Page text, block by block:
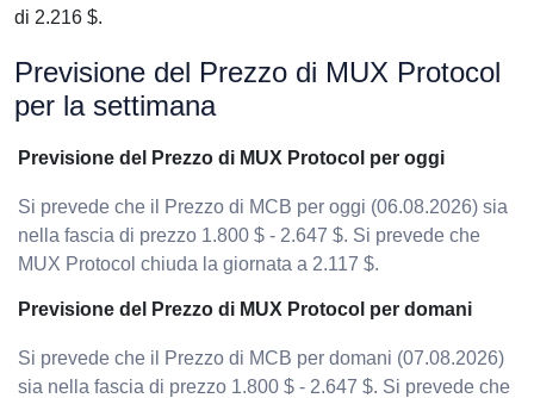
di 2.216 $.
Previsione del Prezzo di MUX Protocol
per la settimana
Previsione del Prezzo di MUX Protocol per oggi
Si prevede che il Prezzo di MCB per oggi (06.08.2026) sia
nella fascia di prezzo 1.800 $ - 2.647 $. Si prevede che
MUX Protocol chiuda la giornata a 2.117 $.
Previsione del Prezzo di MUX Protocol per domani
Si prevede che il Prezzo di MCB per domani (07.08.2026)
sia nella fascia di prezzo 1.800 $ - 2.647 $. Si prevede che